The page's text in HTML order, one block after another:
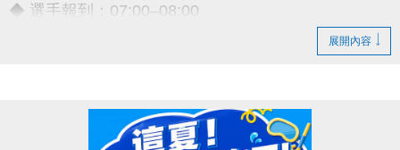
◆ 選手報到：07:00–08:00
◆ 第一名｜5,000元
◆ 第二名｜3,000元
展開內容